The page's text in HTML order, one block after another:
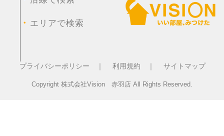
・ エリアで検索
プライバシーポリシー ｜ 利用規約 ｜ サイトマップ
Copyright 株式会社Vision 赤羽店 All Rights Reserved.